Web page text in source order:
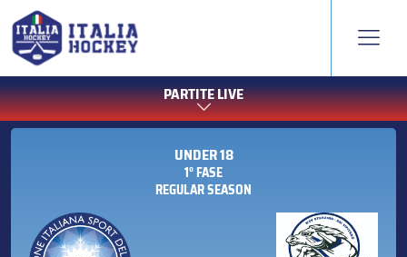
PARTITE LIVE
UNDER 18
1° FASE
REGULAR SEASON